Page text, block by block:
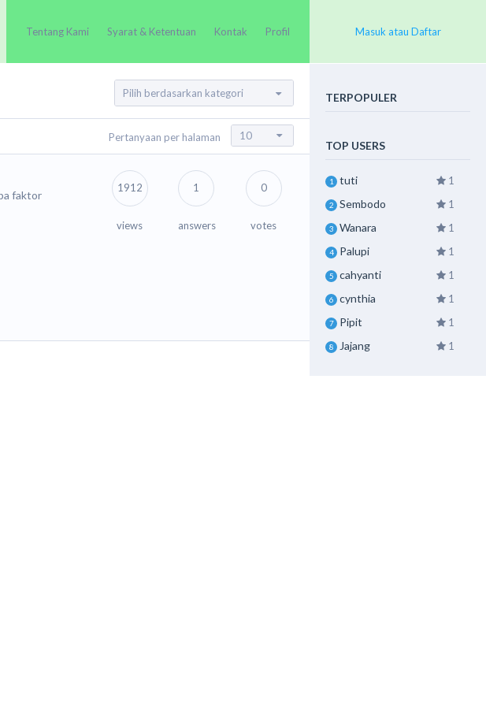
Tentang Kami Syarat & Ketentuan Kontak Profil Masuk atau Daftar
Pertanyaan per halaman
faktor
1912
views
1
answers
0
votes
TERPOPULER
TOP USERS
1 tuti 1
2 Sembodo 1
3 Wanara 1
4 Palupi 1
5 cahyanti 1
6 cynthia 1
7 Pipit 1
8 Jajang 1